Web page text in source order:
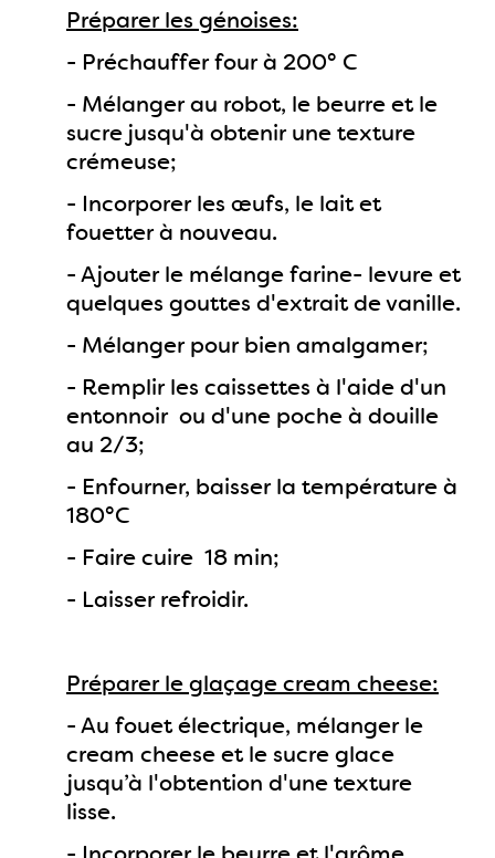
Préparer les génoises:
- Préchauffer four à 200° C
- Mélanger au robot, le beurre et le
sucre jusqu'à obtenir une texture
crémeuse;
- Incorporer les œufs, le lait et
fouetter à nouveau.
- Ajouter le mélange farine- levure et
quelques gouttes d'extrait de vanille.
- Mélanger pour bien amalgamer;
- Remplir les caissettes à l'aide d'un
entonnoir ou d'une poche à douille
au 2/3;
- Enfourner, baisser la température à
180°C
- Faire cuire 18 min;
- Laisser refroidir.
Préparer le glaçage cream cheese:
- Au fouet électrique, mélanger le
cream cheese et le sucre glace
jusqu’à l'obtention d'une texture
lisse.